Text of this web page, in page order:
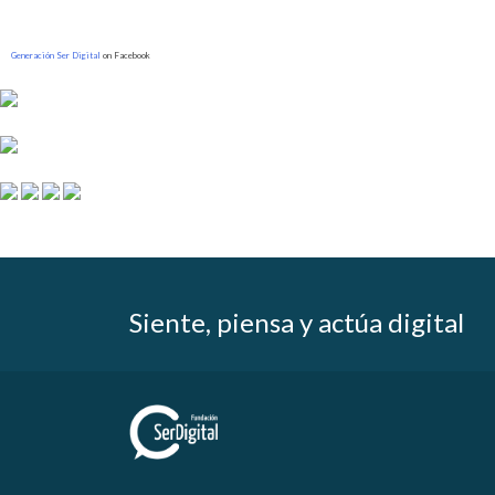
Generación Ser Digital on Facebook
Siente, piensa y actúa digital